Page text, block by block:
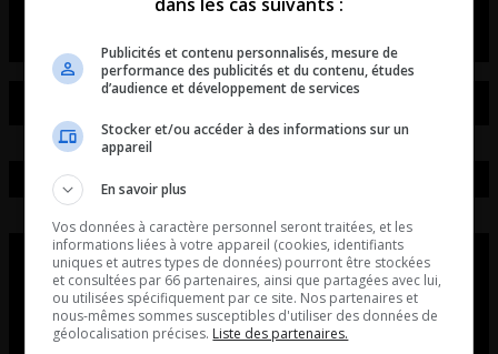
Publicités et contenu personnalisés, mesure de
performance des publicités et du contenu, études
d’audience et développement de services
Stocker et/ou accéder à des informations sur un
appareil
En savoir plus
Vos données à caractère personnel seront traitées, et les
informations liées à votre appareil (cookies, identifiants
uniques et autres types de données) pourront être stockées
et consultées par 66 partenaires, ainsi que partagées avec lui,
ou utilisées spécifiquement par ce site. Nos partenaires et
nous-mêmes sommes susceptibles d'utiliser des données de
géolocalisation précises. Liste des partenaires.